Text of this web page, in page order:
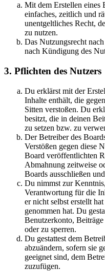
Mit dem Erstellen eines
einfaches, zeitlich und
unentgeltliches Recht,
zu nutzen.
Das Nutzungsrecht
nach Kündigung des
3. Pflichten des Nutzers
Du erklärst mit der
Inhalte enthält, die
Sitten verstoßen. Du
besitzt, die in deinen
zu setzen bzw. zu
Der Betreiber des
Verstößen gegen diese
Board veröffentlichten
Abmahnung zeitweise
Boards ausschließen
Du nimmst zur
Verantwortung für die
er nicht selbst erstellt
genommen hat. Du
Benutzerkonto,
oder zu sperren.
Du gestattest dem
abzuändern, sofern sie
geeignet sind, dem
zuzufügen.